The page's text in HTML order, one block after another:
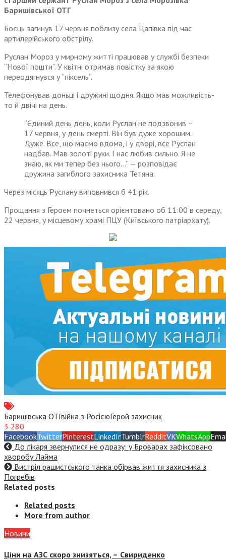
Баришівської ОТГ
Боєць загинув 17 червня поблизу села Цапівка під час
артилерійського обстрілу.
Руслан Мороз у мирному житті працював у службі безпеки
“Нової пошти”. У квітні отримав повістку за якою
переодягнувся у “піксель”.
Телефонував доньці і дружині щодня. Якщо мав можливість-
то й двічі на день.
“Єдиний день день, коли Руслан не подзвонив –
17 червня, у день смерті. Він був дуже хорошим.
Дуже. Все, що маємо вдома, і у дворі, все Руслан
надбав. Мав золоті руки. І нас любив сильно. Я не
знаю, як ми тепер без нього…” — розповідає
дружина загиблого захисника Тетяна.
Через місяць Руслану виповнився б 41 рік.
Прощання з Героєм почнеться орієнтовано об 11:00 в середу,
22 червня, у місцевому храмі ПЦУ (Київського патріархату).
Баришівська ОТГвійна з РосієюГерой захисник
3 280
FacebookTwitterPinterestLinkedInTumblrRedditVKWhatsApp
До лікаря звернулися не одразу: у Броварах зафіксовано
хворобу Лайма
Вистріл рашистського танка обірвав життя захисника з
Погребів
Related posts
Related posts
More from author
Новини
Ціни на АЗС скоро знизяться, – Свириденко